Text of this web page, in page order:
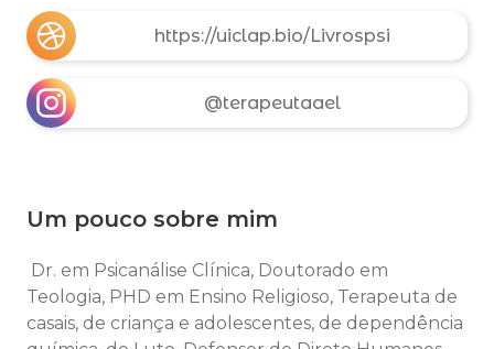
https://uiclap.bio/Livrospsi
@terapeutaael
Um pouco sobre mim
Dr. em Psicanálise Clínica, Doutorado em
Teologia, PHD em Ensino Religioso, Terapeuta de
casais, de criança e adolescentes, de dependência